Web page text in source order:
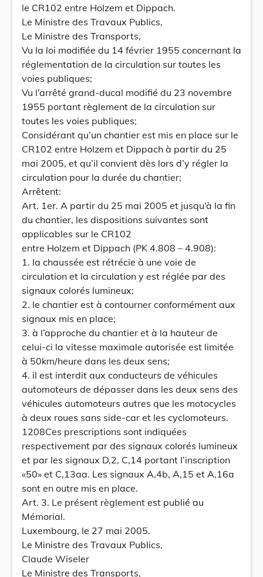
le CR102 entre Holzem et Dippach.
Le Ministre des Travaux Publics,
Le Ministre des Transports,
Vu la loi modifiée du 14 février 1955 concernant la
réglementation de la circulation sur toutes les
voies publiques;
Vu l’arrêté grand-ducal modifié du 23 novembre
1955 portant règlement de la circulation sur
toutes les voies publiques;
Considérant qu’un chantier est mis en place sur le
CR102 entre Holzem et Dippach à partir du 25
mai 2005, et qu’il convient dès lors d’y régler la
circulation pour la durée du chantier;
Arrêtent:
Art. 1er. A partir du 25 mai 2005 et jusqu’à la fin
du chantier, les dispositions suivantes sont
applicables sur le CR102
entre Holzem et Dippach (PK 4.808 – 4.908):
1. la chaussée est rétrécie à une voie de
circulation et la circulation y est réglée par des
signaux colorés lumineux;
2. le chantier est à contourner conformément aux
signaux mis en place;
3. à l’approche du chantier et à la hauteur de
celui-ci la vitesse maximale autorisée est limitée
à 50km/heure dans les deux sens;
4. il est interdit aux conducteurs de véhicules
automoteurs de dépasser dans les deux sens des
véhicules automoteurs autres que les motocycles
à deux roues sans side-car et les cyclomoteurs.
1208Ces prescriptions sont indiquées
respectivement par des signaux colorés lumineux
et par les signaux D,2, C,14 portant l’inscription
«50» et C,13aa. Les signaux A,4b, A,15 et A,16a
sont en outre mis en place.
Art. 3. Le présent règlement est publié au
Mémorial.
Luxembourg, le 27 mai 2005.
Le Ministre des Travaux Publics,
Claude Wiseler
Le Ministre des Transports,